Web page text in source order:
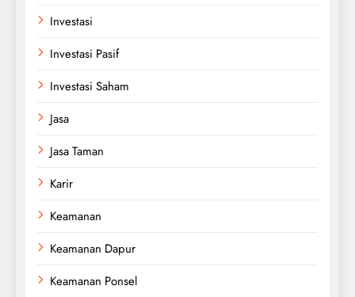
Investasi
Investasi Pasif
Investasi Saham
Jasa
Jasa Taman
Karir
Keamanan
Keamanan Dapur
Keamanan Ponsel